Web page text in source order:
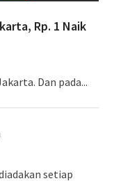
Rp. 1 Naik
Dan pada...
setiap